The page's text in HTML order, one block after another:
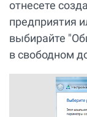
отнесете
предприятия
выбирайте
в свободном